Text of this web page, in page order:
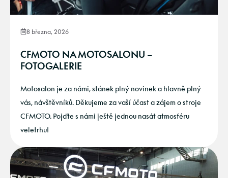
8 března, 2026
CFMOTO NA MOTOSALONU –
FOTOGALERIE
Motosalon je za námi, stánek plný novinek a hlavně plný
vás, návštěvníků. Děkujeme za vaší účast a zájem o stroje
CFMOTO. Pojďte s námi ještě jednou nasát atmosféru
veletrhu!